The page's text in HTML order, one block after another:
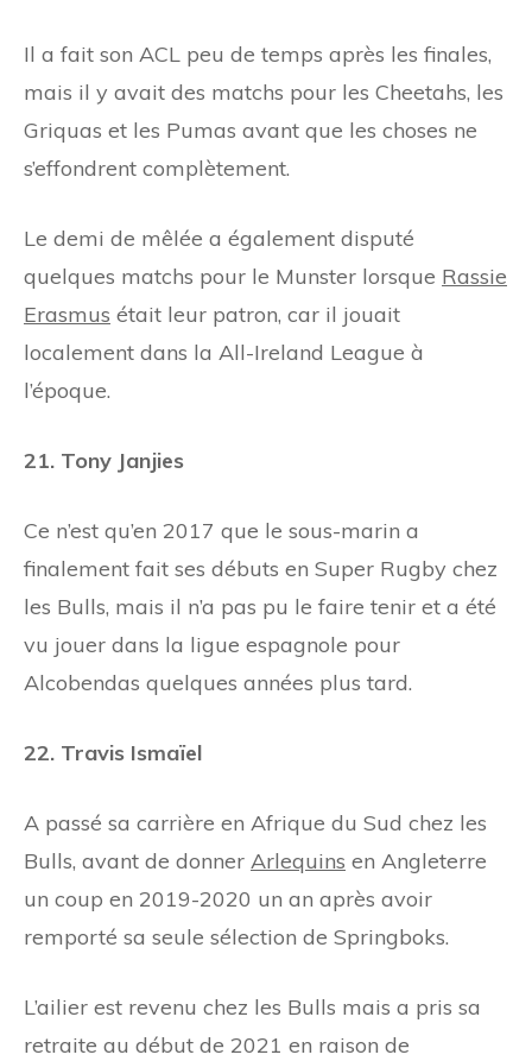
Il a fait son ACL peu de temps après les finales,
mais il y avait des matchs pour les Cheetahs, les
Griquas et les Pumas avant que les choses ne
s’effondrent complètement.
Le demi de mêlée a également disputé
quelques matchs pour le Munster lorsque Rassie
Erasmus était leur patron, car il jouait
localement dans la All-Ireland League à
l’époque.
21. Tony Janjies
Ce n’est qu’en 2017 que le sous-marin a
finalement fait ses débuts en Super Rugby chez
les Bulls, mais il n’a pas pu le faire tenir et a été
vu jouer dans la ligue espagnole pour
Alcobendas quelques années plus tard.
22. Travis Ismaïel
A passé sa carrière en Afrique du Sud chez les
Bulls, avant de donner Arlequins en Angleterre
un coup en 2019-2020 un an après avoir
remporté sa seule sélection de Springboks.
L’ailier est revenu chez les Bulls mais a pris sa
retraite au début de 2021 en raison de